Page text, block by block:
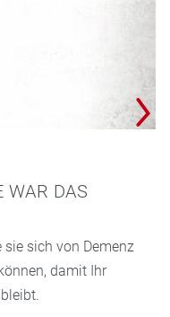
WAR DAS
sich von Demenz
damit Ihr